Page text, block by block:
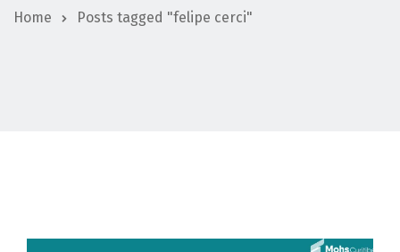
Home Posts tagged "felipe cerci"